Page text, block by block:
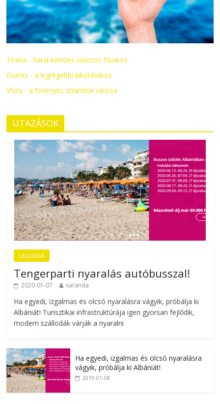
Tirana - fiatal keleties-olaszos főváros
Durrës - a legrégebbi kikötőváros
Vlora - a fövenyes strandok városa
UTAZÁSOK
Utazások
Tengerparti nyaralás autóbusszal!
2020-01-07 saranda
Ha egyedi, izgalmas és olcsó nyaralásra vágyik, próbálja ki
Albániát! Turisztikai infrastruktúrája igen gyorsan fejlődik,
modern szállodák várják a nyaralni
Ha egyedi, izgalmas és olcsó nyaralásra
vágyik, próbálja ki Albániát!
2019-01-08